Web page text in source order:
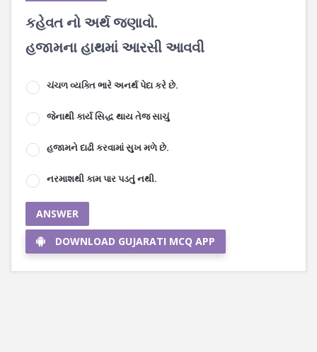
કહેવત નો અર્થ જણાવો.
હજામના હાથમાં આરસી આવવી
ચંચળ વ્યક્તિ ભારે અનર્થ પેદા કરે છે.
જેનાથી કાર્ય સિદ્ધ થાય તેજ સાચું
હજામને દાઢી કરવામાં સુખ મળે છે.
નરમાશથી કામ પાર પડતું નથી.
ANSWER
DOWNLOAD GUJARATI MCQ APP